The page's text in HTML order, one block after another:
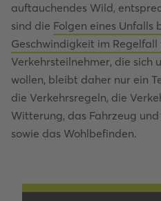
auftauchendes Wild,
sind die Folgen eines Unfalls
Geschwindigkeit im
Verkehrsteilnehmer, die sich
wollen, bleibt daher nur ein
die Verkehrsregeln, die
Witterung, das Fahrzeug
sowie das Wohlbefinden.